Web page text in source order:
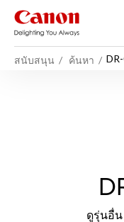
สนับสนุน ค้นหา
ดูรุ่นอื่น